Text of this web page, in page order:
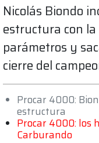
Nicolás Biondo
estructura con
parámetros y
cierre del
Procar 4000:
estructura
Procar 4000: los
Carburando